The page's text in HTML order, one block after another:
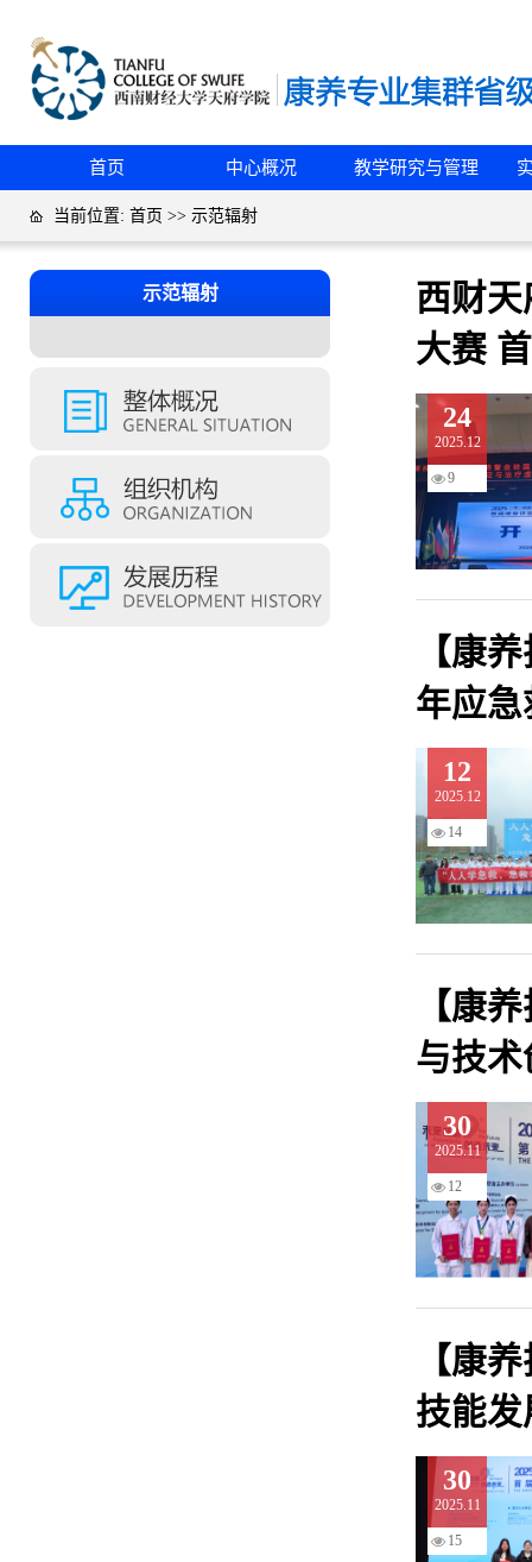
首页 中心概况 教学研究与管理
当前位置: 首页 >> 示范辐射
示范辐射
西财天
大赛
24
2025.12
9
【康
年应
12
2025.12
14
【康
与技
30
2025.11
12
【康
技能
30
2025.11
15